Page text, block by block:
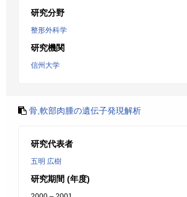
研究分野
整形外科学
研究機関
信州大学
骨,軟部肉腫の遺伝子発現解析
研究代表者
五明 広樹
研究期間 (年度)